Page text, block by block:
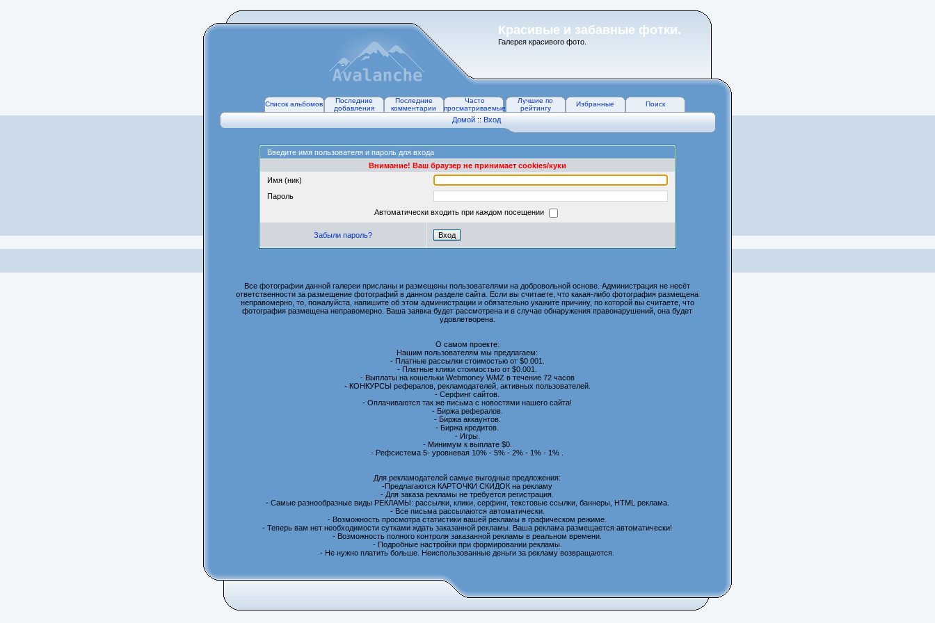
Красивые и забавные фотки.
Галерея красивого фото.
Список альбомов
Последние
добавления
Последние
комментарии
Часто
просматриваемые
Лучшие по
рейтингу
Избранные Поиск
Домой :: Вход
Введите имя пользователя и пароль для входа
Внимание! Ваш браузер не принимает cookies/куки
Имя (ник)
Пароль
Автоматически входить при каждом посещении
Забыли пароль?
Все фотографии данной галереи присланы и размещены пользователями на добровольной основе. Администрация не несёт
ответственности за размещение фотографий в данном разделе сайта. Если вы считаете, что какая-либо фотография размещена
неправомерно, то, пожалуйста, напишите об этом администрации и обязательно укажите причину, по которой вы считаете, что
фотография размещена неправомерно. Ваша заявка будет рассмотрена и в случае обнаружения правонарушений, она будет
удовлетворена.
О самом проекте:
Нашим пользователям мы предлагаем:
- Платные рассылки стоимостью от $0.001.
- Платные клики стоимостью от $0.001.
- Выплаты на кошельки Webmoney WMZ в течение 72 часов
- КОНКУРСЫ рефералов, рекламодателей, активных пользователей.
- Серфинг сайтов.
- Оплачиваются так же письма с новостями нашего сайта!
- Биржа рефералов.
- Биржа аккаунтов.
- Биржа кредитов.
- Игры.
- Минимум к выплате $0.
- Рефсистема 5- уровневая 10% - 5% - 2% - 1% - 1% .
Для рекламодателей самые выгодные предложения:
-Предлагаются КАРТОЧКИ СКИДОК на рекламу
- Для заказа рекламы не требуется регистрация.
- Самые разнообразные виды РЕКЛАМЫ: рассылки, клики, серфинг, текстовые ссылки, баннеры, HTML реклама.
- Все письма рассылаются автоматически.
- Возможность просмотра статистики вашей рекламы в графическом режиме.
- Теперь вам нет необходимости сутками ждать заказанной рекламы. Ваша реклама размещается автоматически!
- Возможность полного контроля заказанной рекламы в реальном времени.
- Подробные настройки при формировании рекламы.
- Не нужно платить больше. Неиспользованные деньги за рекламу возвращаются.